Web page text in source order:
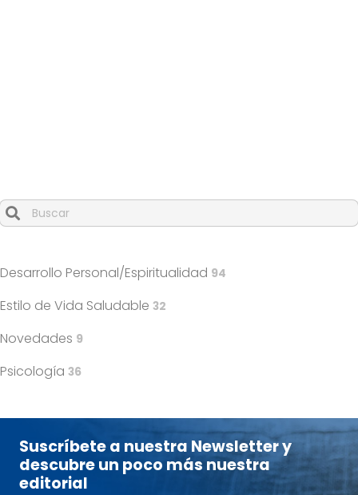
Desarrollo Personal/Espiritualidad 94
Estilo de Vida Saludable 32
Novedades 9
Psicología 36
Suscríbete a nuestra Newsletter y
descubre un poco más nuestra
editorial